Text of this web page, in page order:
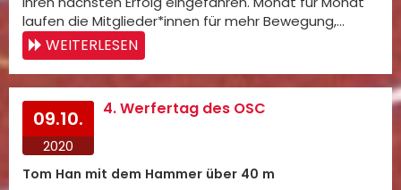
laufen die Mitglieder*innen für mehr Bewegung,…
WEITERLESEN
09.10.
2020
4. Werfertag des OSC
Tom Han mit dem Hammer über 40 m